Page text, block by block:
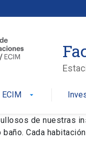
ECIM arrow_drop_down
de nuestras
baño. Cada